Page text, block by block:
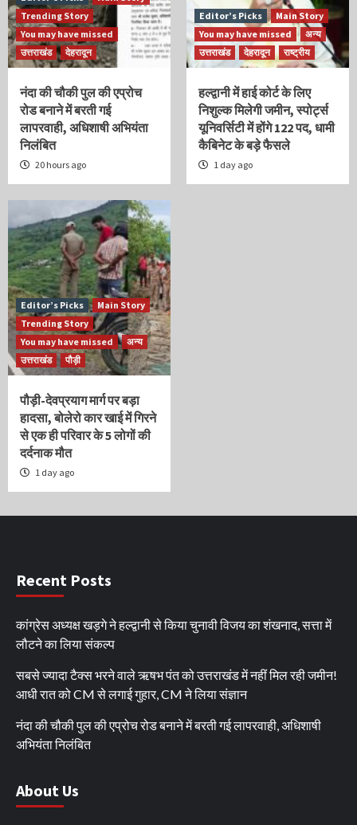
Trending Story
You may have missed
उत्तराखंड
देहरादून
नंदा की चौकी पुल की एप्रोच
रोड बनाने में बरती गई
लापरवाही, अधिशाषी अभियंता
निलंबित
20 hours ago
Editor’s Picks
Main Story
You may have missed
अन्य
उत्तराखंड
देहरादून राष्ट्रीय
हल्द्वानी में हाई कोर्ट के लिए
निशुल्क मिलेगी जमीन, स्पोर्ट्स
यूनिवर्सिटी में होंगे 122 पद, धामी
कैबिनेट के बड़े फैसले
1 day ago
Editor’s Picks
Main Story
Trending Story
You may have missed
अन्य
उत्तराखंड
पौड़ी
पौड़ी-देवप्रयाग मार्ग पर बड़ा
हादसा, बोलेरो कार खाई में गिरने
से एक ही परिवार के 5 लोगों की
दर्दनाक मौत
1 day ago
Recent Posts
कांग्रेस अध्यक्ष खड़गे ने हल्द्वानी से किया चुनावी विजय का शंखनाद, सत्ता में
लौटने का लिया संकल्प
सबसे ज्यादा टैक्स भरने वाले ऋषभ पंत को उत्तराखंड में नहीं मिल रही जमीन!
आधी रात को CM से लगाई गुहार, CM ने लिया संज्ञान
नंदा की चौकी पुल की एप्रोच रोड बनाने में बरती गई लापरवाही, अधिशाषी
अभियंता निलंबित
About Us